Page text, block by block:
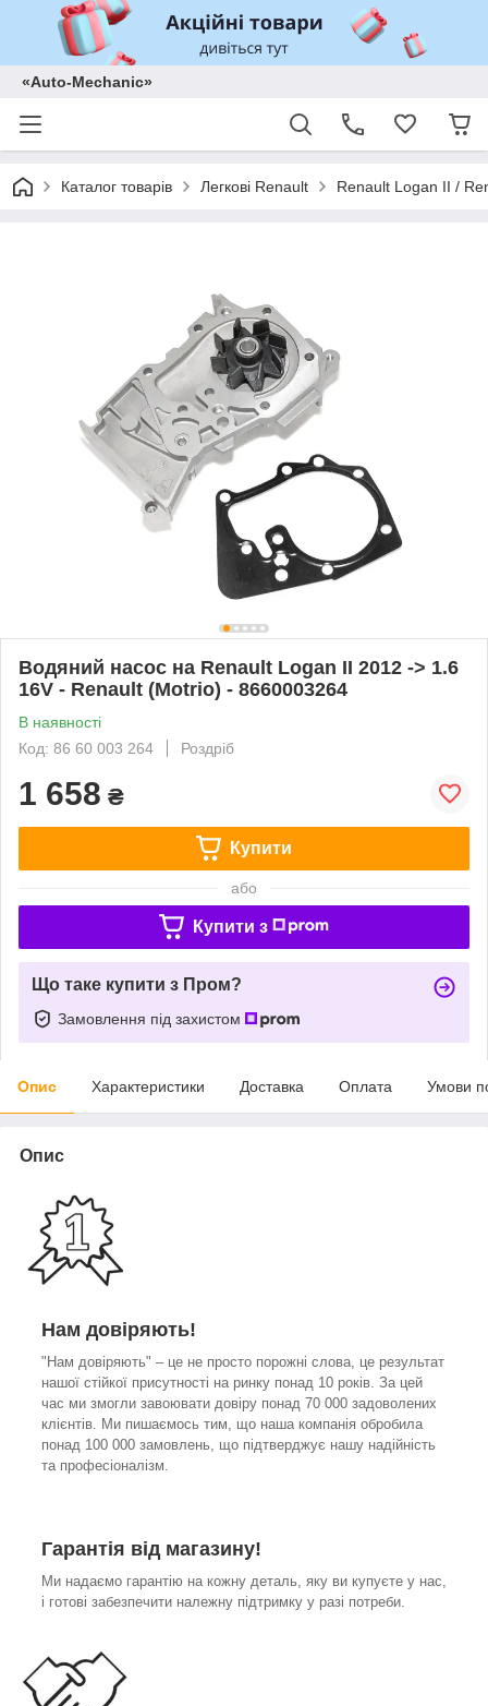
«Auto-Mechanic»
Каталог товарів Легкові Renault Renault Logan II /
Водяний насос на Renault Logan II 2012 -> 1.6
16V - Renault (Motrio) - 8660003264
В наявності
Код: 86 60 003 264
Роздріб
1 658 ₴
Купити
або
Купити з
Що таке купити з Пром?
Замовлення під захистом
Опис Характеристики Доставка Оплата Умови
Опис
Нам довіряють!
"Нам довіряють" – це не просто порожні слова, це результат
нашої стійкої присутності на ринку понад 10 років. За цей
час ми змогли завоювати довіру понад 70 000 задоволених
клієнтів. Ми пишаємось тим, що наша компанія обробила
понад 100 000 замовлень, що підтверджує нашу надійність
та професіоналізм.
Гарантія від магазину!
Ми надаємо гарантію на кожну деталь, яку ви купуєте у нас,
і готові забезпечити належну підтримку у разі потреби.